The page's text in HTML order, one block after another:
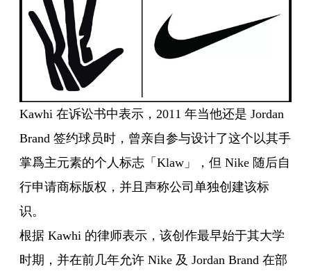
Kawhi 在诉讼书中表示，2011 年当他还是 Jordan
Brand 签约球员时，曾亲自参与设计了这个以其手
掌爲主元素的个人标志「Klaw」，但 Nike 随后自
行申请商标版权，并且声称公司单独创建该标
识。
根据 Kawhi 的律师表示，该创作最早始于其大学
时期，并在前几年允许 Nike 及 Jordan Brand 在部